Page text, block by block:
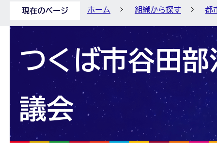
現在のページ ホーム 組織から探す 都
つくば市谷田部
議会